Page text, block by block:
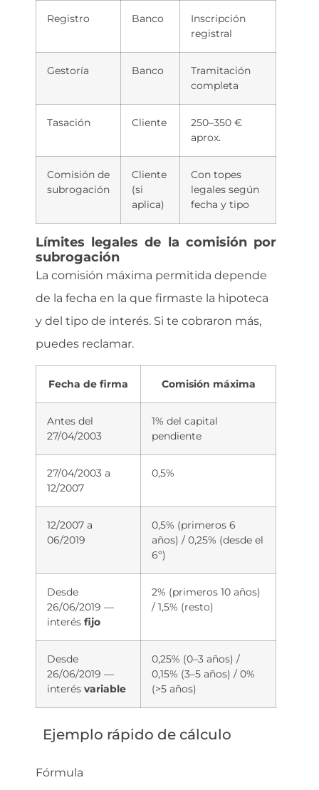
Registro Banco
Inscripción
registral
Gestoría Banco
Tramitación
completa
Tasación Cliente
250–350 €
aprox.
Comisión de
subrogación
Cliente
(si
aplica)
Con topes
legales según
fecha y tipo
Límites legales de la comisión por
subrogación
La comisión máxima permitida depende
de la fecha en la que firmaste la hipoteca
y del tipo de interés. Si te cobraron más,
puedes reclamar.
Fecha de firma Comisión máxima
Antes del
27/04/2003
1% del capital
pendiente
27/04/2003 a
12/2007
0,5%
12/2007 a
06/2019
0,5% (primeros 6
años) / 0,25% (desde el
6º)
Desde
26/06/2019 —
interés fijo
2% (primeros 10 años)
/ 1,5% (resto)
Desde
26/06/2019 —
interés variable
0,25% (0–3 años) /
0,15% (3–5 años) / 0%
(>5 años)
Ejemplo rápido de cálculo
Fórmula